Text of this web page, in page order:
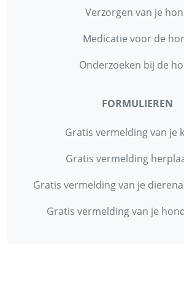
Verzorgen van je
Medicatie voor de
Onderzoeken bij de
FORMULIEREN
Gratis vermelding van je
Gratis vermelding
Gratis vermelding van je
Gratis vermelding van je